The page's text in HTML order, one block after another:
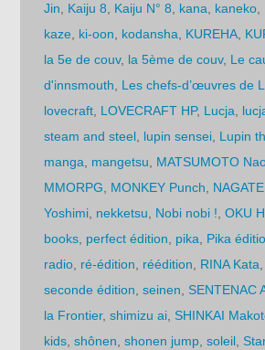
Jin
Kaiju 8 Kaiju N° 8 kana kaneko
kaze ki-oon kodansha KUREHA
la 5e de couv, la 5ème de couv, Le
d'innsmouth
Les chefs-d’œuvres de
lovecraft LOVECRAFT HP, Lucja
steam and steel lupin sensei Lupin
manga
mangetsu MATSUMOTO
MMORPG
MONKEY Punch
Yoshimi nekketsu Nobi nobi ! ,OKU
books perfect édition pika Pika
radio ré-édition réédition RINA Kata
seconde édition ,seinen ,SENTENAC
la Frontier,shimizu ai ,SHINKAI
kids ,shônen ,shonen jump ,soleil ,